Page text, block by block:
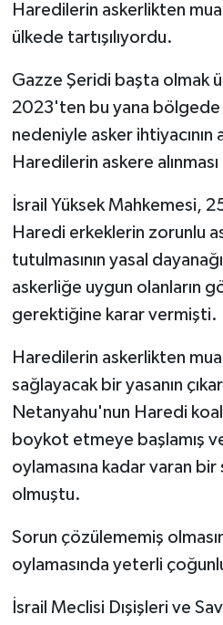
Haredilerin askerlikten
ülkede tartışılıyordu.
Gazze Şeridi başta olmak
2023'ten bu yana bölgede
nedeniyle asker ihtiyacının
Haredilerin askere
İsrail Yüksek Mahkemesi,
Haredi erkeklerin zorunlu
tutulmasının yasal
askerliğe uygun olanların
gerektiğine karar vermişti.
Haredilerin askerlikten
sağlayacak bir yasanın
Netanyahu'nun Haredi
boykot etmeye başlamış
oylamasına kadar varan
olmuştu.
Sorun çözülememiş
oylamasında yeterli
İsrail Meclisi Dışişleri ve